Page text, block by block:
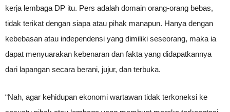
kerja lembaga DP itu. Pers adalah domain orang-orang bebas,
tidak terikat dengan siapa atau pihak manapun. Hanya dengan
kebebasan atau independensi yang dimiliki seseorang, maka ia
dapat menyuarakan kebenaran dan fakta yang didapatkannya
dari lapangan secara berani, jujur, dan terbuka.
“Nah, agar kehidupan ekonomi wartawan tidak terkoneksi ke